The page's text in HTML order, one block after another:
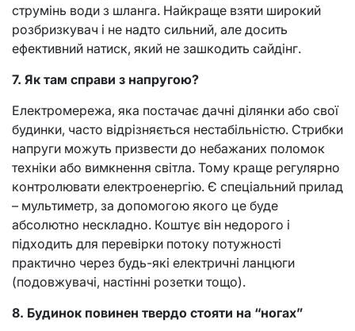
струмінь води з шланга. Найкраще взяти широкий
розбризкувач і не надто сильний, але досить
ефективний натиск, який не зашкодить сайдінг.
7. Як там справи з напругою?
Електромережа, яка постачає дачні ділянки або свої
будинки, часто відрізняється нестабільністю. Стрибки
напруги можуть призвести до небажаних поломок
техніки або вимкнення світла. Тому краще регулярно
контролювати електроенергію. Є спеціальний прилад
– мультиметр, за допомогою якого це буде
абсолютно нескладно. Коштує він недорого і
підходить для перевірки потоку потужності
практично через будь-які електричні ланцюги
(подовжувачі, настінні розетки тощо).
8. Будинок повинен твердо стояти на “ногах”